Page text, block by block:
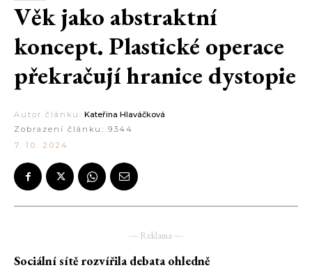
Věk jako abstraktní
koncept. Plastické operace
překračují hranice dystopie
Autor článku: Kateřina Hlaváčková
Zobrazení článku: 9344
7. 10. 2024
― Reklama ―
Sociální sítě rozvířila debata ohledně